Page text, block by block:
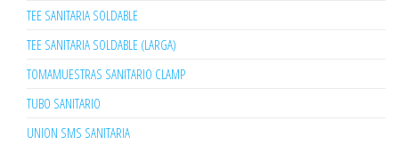
TEE SANITARIA SOLDABLE
TEE SANITARIA SOLDABLE (LARGA)
TOMAMUESTRAS SANITARIO CLAMP
TUBO SANITARIO
UNION SMS SANITARIA